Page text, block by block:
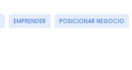
EMPRENDER POSICIONAR NEGOCIO